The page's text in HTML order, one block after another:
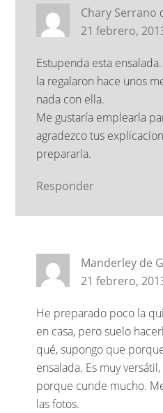
Chary Serrano
21 febrero,
Estupenda esta
la regalaron hace unos
nada con ella.
Me gustaría emplearla
agradezco tus
prepararla.
Responder
Manderley de
21 febrero,
He preparado poco la
en casa, pero suelo
qué, supongo que
ensalada. Es muy
porque cunde mucho.
las fotos.